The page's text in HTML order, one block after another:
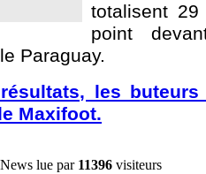
totalisent
point
Paraguay.
les buteurs
Maxifoot.
News lue par 11396visiteurs